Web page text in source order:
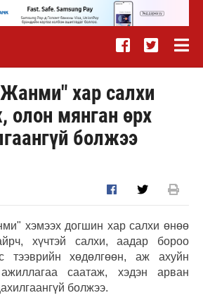
хар салхи
олон мянган өрх
болжээ
хэмээх догшин хар салхи өнөө
хүчтэй салхи, аадар бороо
тээврийн хөдөлгөөн, аж ахуйн
саатаж, хэдэн арван
болжээ.